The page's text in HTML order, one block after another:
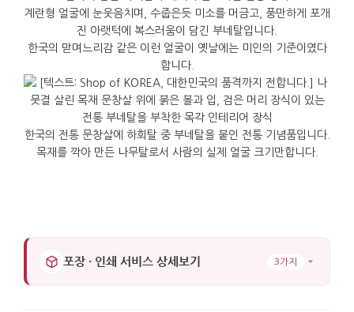
계란형 얼굴에 눈웃음치며, 수줍은듯 미소를 머금고, 풍만하게 포개
진 아랫턱에 복스러움이 담긴 부네탈입니다.
한국의 맏며느리감 같은 이런 얼굴이 옛날에는 미인의 기준이였다
합니다.
한국의 전통 문창살에 하회탈 중 부네탈을 붙인 전통 기념품입니다.
목재를 깍아 만든 나무탈로서 사람의 실제 얼굴 크기만합니다.
포장 · 인쇄 서비스 상세보기 3가지